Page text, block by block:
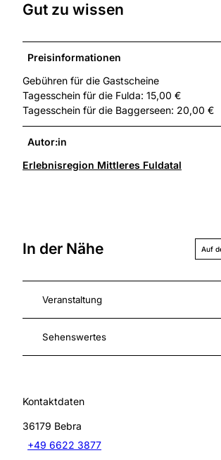
Gut zu wissen
Preisinformationen
Gebühren für die Gastscheine
Tagesschein für die Fulda: 15,00 €
Tagesschein für die Baggerseen: 20,00 €
Autor:in
Erlebnisregion Mittleres Fuldatal
In der Nähe Auf
Veranstaltung
Sehenswertes
Kontaktdaten
36179 Bebra
+49 6622 3877